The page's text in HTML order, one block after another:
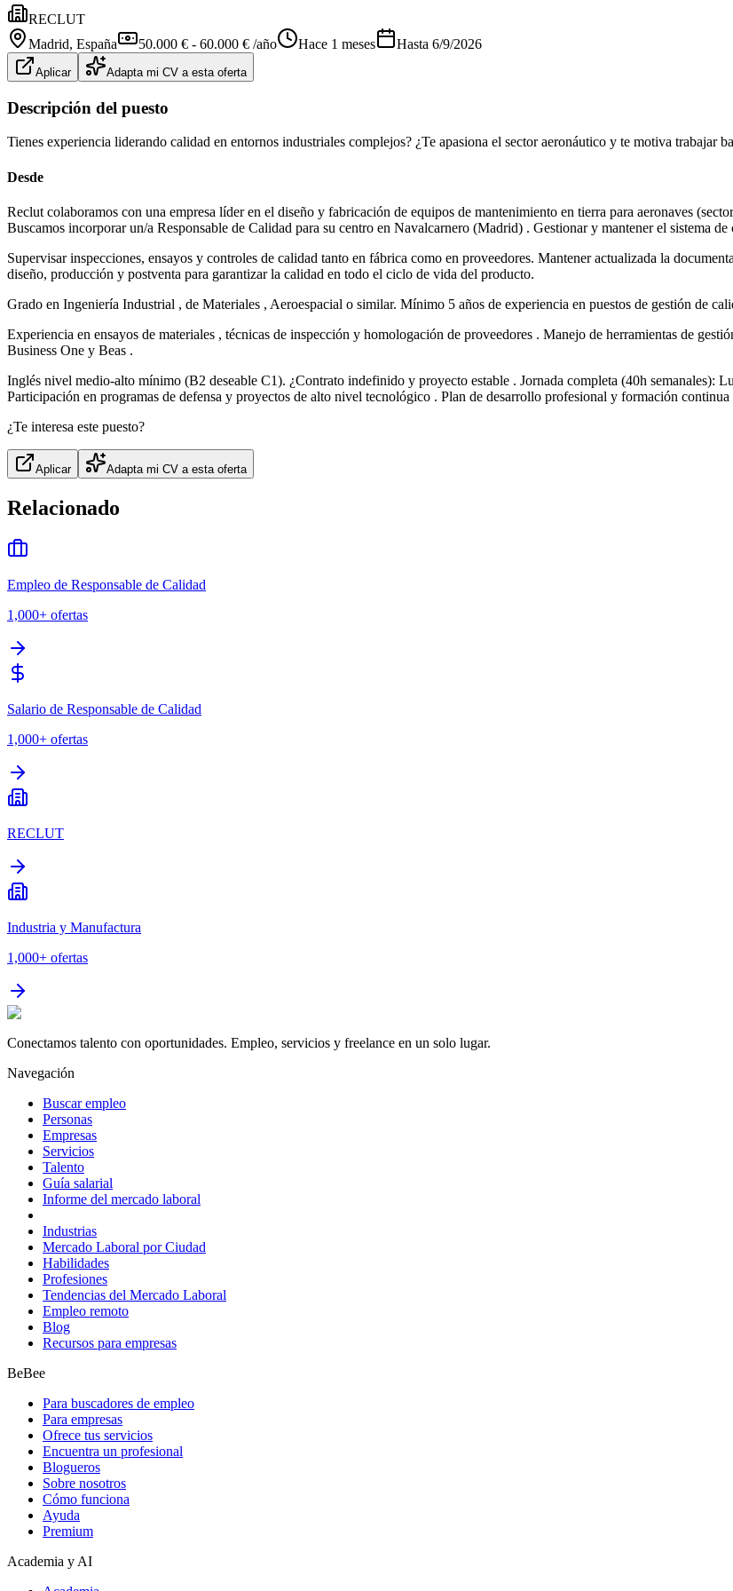
RECLUT
Madrid, España 50.000 € - 60.000 € /año Hace 1 meses Hasta 6/9/2026
Aplicar Adapta mi CV a esta oferta
Descripción del puesto
Tienes experiencia liderando calidad en entornos industriales complejos? ¿Te apasiona el sector aeronáutico y te motiva trabajar
Desde
Reclut colaboramos con una empresa líder en el diseño y fabricación de equipos de mantenimiento en tierra para aeronaves
Buscamos incorporar un/a Responsable de Calidad para su centro en Navalcarnero (Madrid) . Gestionar y mantener el sistema
Supervisar inspecciones, ensayos y controles de calidad tanto en fábrica como en proveedores. Mantener actualizada la
diseño, producción y postventa para garantizar la calidad en todo el ciclo de vida del producto.
Grado en Ingeniería Industrial , de Materiales , Aeroespacial o similar. Mínimo 5 años de experiencia en puestos de gestión de
Experiencia en ensayos de materiales , técnicas de inspección y homologación de proveedores . Manejo de herramientas de
Business One y Beas .
Inglés nivel medio‑alto mínimo (B2 deseable C1). ¿Contrato indefinido y proyecto estable . Jornada completa (40h semanales):
Participación en programas de defensa y proyectos de alto nivel tecnológico . Plan de desarrollo profesional y formación continua
¿Te interesa este puesto?
Aplicar Adapta mi CV a esta oferta
Relacionado
Empleo de Responsable de Calidad
1,000+ ofertas
Salario de Responsable de Calidad
1,000+ ofertas
RECLUT
Industria y Manufactura
1,000+ ofertas
Conectamos talento con oportunidades. Empleo, servicios y freelance en un solo lugar.
Navegación
Buscar empleo
Personas
Empresas
Servicios
Talento
Guía salarial
Informe del mercado laboral
Industrias
Mercado Laboral por Ciudad
Habilidades
Profesiones
Tendencias del Mercado Laboral
Empleo remoto
Blog
Recursos para empresas
BeBee
Para buscadores de empleo
Para empresas
Ofrece tus servicios
Encuentra un profesional
Blogueros
Sobre nosotros
Cómo funciona
Ayuda
Premium
Academia y AI